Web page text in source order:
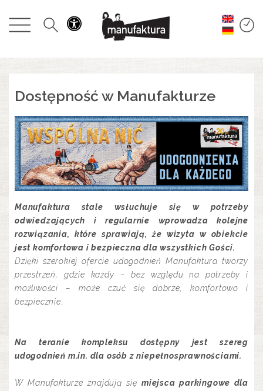
WYDARZENIA
ROZRYWKA
RESTAURACJE
PLAN
O NAS
Dostępność w Manufakturze
Manufaktura stale wsłuchuje się w potrzeby
odwiedzających i regularnie wprowadza kolejne
rozwiązania, które sprawiają, że wizyta w obiekcie
jest komfortowa i bezpieczna dla wszystkich Gości.
Dzięki szerokiej ofercie udogodnień Manufaktura tworzy
przestrzeń, gdzie każdy – bez względu na potrzeby i
możliwości – może czuć się dobrze, komfortowo i
bezpiecznie.
Na teranie kompleksu dostępny jest szereg
udogodnień m.in. dla osób z niepełnosprawnościami.
W Manufakturze znajdują sięmiejsca parkingowe dla